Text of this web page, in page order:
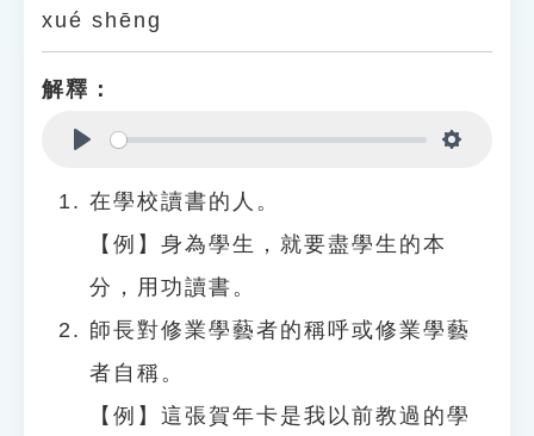
貓頭鷹博士
xué shēng
解釋：
在學校讀書的人。
【例】身為學生，就要盡學生的本
分，用功讀書。
師長對修業學藝者的稱呼或修業學藝
者自稱。
【例】這張賀年卡是我以前教過的學